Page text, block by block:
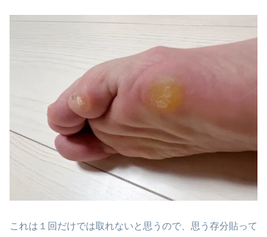
これは１回だけでは取れないと思うので、思う存分貼って